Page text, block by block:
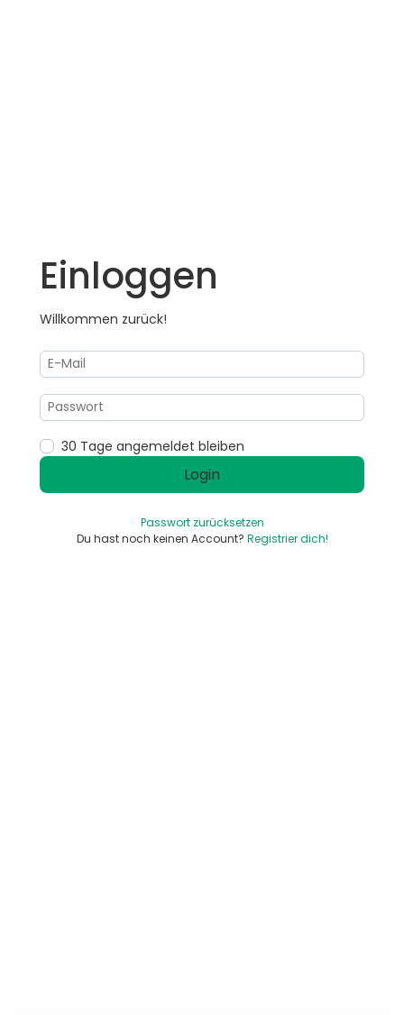
Einloggen
Willkommen zurück!
30 Tage angemeldet bleiben
Login
Passwort zurücksetzen
Du hast noch keinen Account? Registrier dich!